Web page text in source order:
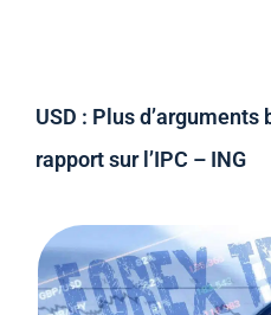
USD : Plus
rapport sur l’IPC – ING